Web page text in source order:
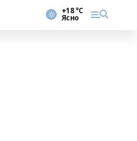
+18 °С
Ясно